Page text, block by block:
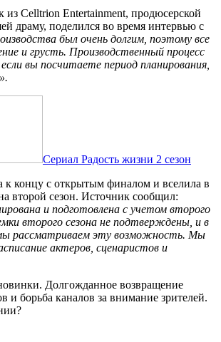
из Celltrion Entertainment, продюсерской
драму, поделился во время интервью с
был очень долгим, поэтому все
и грусть. Производственный процесс
если вы посчитаете период планирования,
Сериал Радость жизни 2 сезон
к концу с открытым финалом и вселила в
второй сезон. Источник сообщил:
и подготовлена с учетом второго
второго сезона не подтверждены, и в
рассматриваем эту возможность. Мы
актеров, сценаристов и
Долгожданное возвращение
и борьба каналов за внимание зрителей.